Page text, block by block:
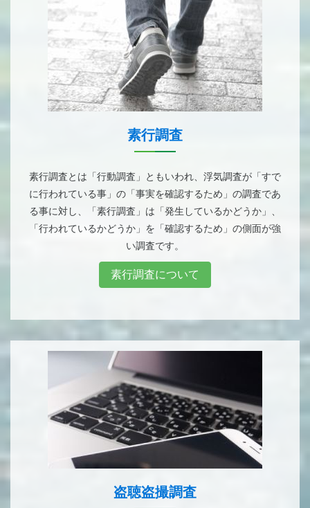
素行調査
素行調査とは「行動調査」ともいわれ、浮気調査が「すで
に行われている事」の「事実を確認するため」の調査であ
る事に対し、「素行調査」は「発生しているかどうか」、
「行われているかどうか」を「確認するため」の側面が強
い調査です。
素行調査について
盗聴盗撮調査